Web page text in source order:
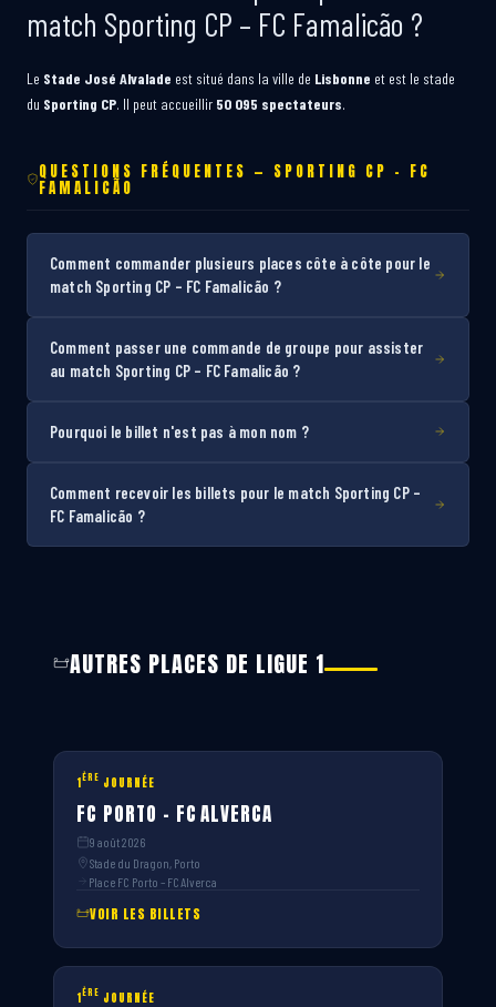
match Sporting CP – FC Famalicão ?
Le Stade José Alvalade est situé dans la ville de Lisbonne et est le stade
du Sporting CP. Il peut accueillir 50 095 spectateurs.
QUESTIONS FRÉQUENTES — SPORTING CP – FC
FAMALICÃO
Comment commander plusieurs places côte à côte pour le
match Sporting CP – FC Famalicão ?
Comment passer une commande de groupe pour assister
au match Sporting CP – FC Famalicão ?
Pourquoi le billet n'est pas à mon nom ?
Comment recevoir les billets pour le match Sporting CP –
FC Famalicão ?
AUTRES PLACES DE LIGUE 1
1ÈRE JOURNÉE
FC PORTO – FC ALVERCA
9 août 2026
Stade du Dragon, Porto
Place FC Porto – FC Alverca
VOIR LES BILLETS
1ÈRE JOURNÉE